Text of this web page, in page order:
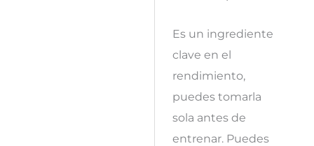
Es un ingrediente
clave en el
rendimiento,
puedes tomarla
sola antes de
entrenar. Puedes